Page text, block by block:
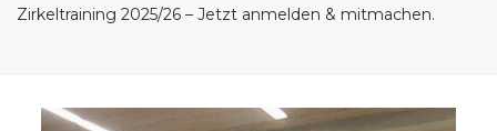
Zirkeltraining 2025/26 – Jetzt anmelden & mitmachen.